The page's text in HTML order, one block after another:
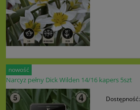
Narcyz pełny Dick Wilden 14/16 kapers 5szt
Dostępność:
nowość